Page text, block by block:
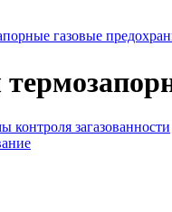
газовые
контроля загазованности